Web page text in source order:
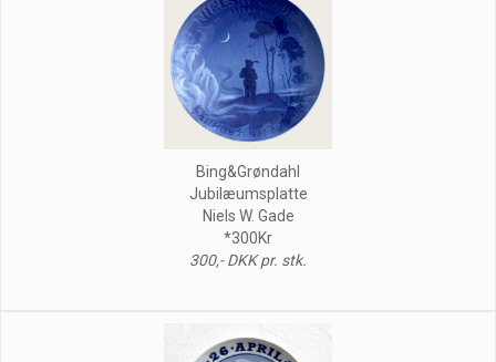
Bing&Grøndahl
Jubilæumsplatte
Niels W. Gade
*300Kr
300,- DKK pr. stk.